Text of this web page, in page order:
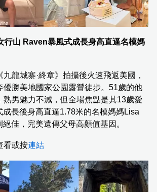
行山 Raven暴風式成長身高直逼名模媽
龍城寨·終章》拍攝後火速飛返美國，
優勝美地國家公園露營徒步。51歲的他
熟男魅力不減，但全場焦點是其13歲愛
長後身高直逼1.78米的名模媽媽Lisa
佳，完美遺傳父母高顏值基因。
看或按連結